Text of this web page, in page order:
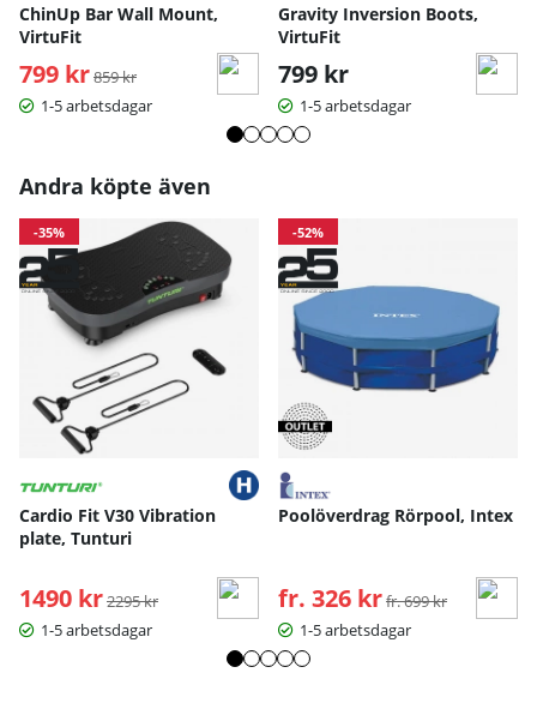
ChinUp Bar Wall Mount,
VirtuFit
799 kr Ordinarie pris:
859 kr
1-5 arbetsdagar
Gravity Inversion Boots,
VirtuFit
799 kr
1-5 arbetsdagar
Andra köpte även
-35%
Cardio Fit V30 Vibration
plate, Tunturi
1490 kr Ordinarie pris:
2295 kr
1-5 arbetsdagar
-52%
Poolöverdrag Rörpool, Intex
fr. 326 kr Ordinarie pris:
fr. 699 kr
1-5 arbetsdagar